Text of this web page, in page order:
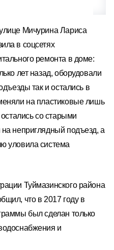
Мичурина Лариса
в соцсетях
ремонта в доме:
лет назад, оборудовали
так и остались в
на пластиковые лишь
со старыми
неприглядный подъезд, а
уловила система
Туймазинского района
что в 2017 году в
был сделан только
и